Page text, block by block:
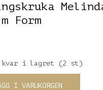
Form
kvar i lagret (2 st)
I VARUKORGEN